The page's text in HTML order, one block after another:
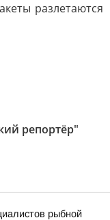
разлетаются
репортёр"
рыбной